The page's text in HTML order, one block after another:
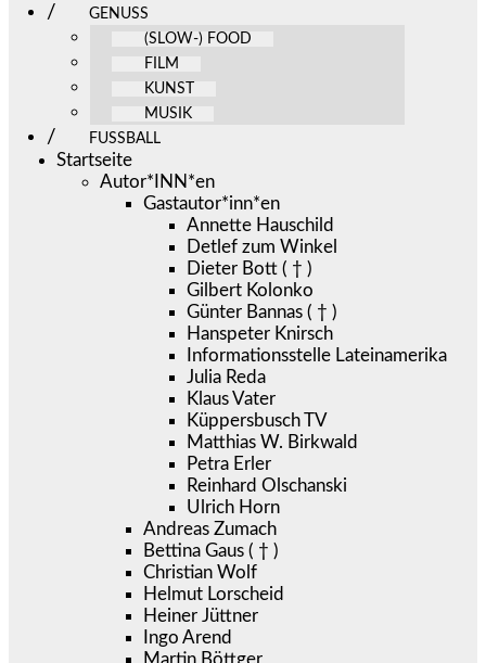
GENUSS
(SLOW-) FOOD
FILM
KUNST
MUSIK
FUSSBALL
Startseite
Autor*INN*en
Gastautor*inn*en
Annette Hauschild
Detlef zum Winkel
Dieter Bott ( † )
Gilbert Kolonko
Günter Bannas ( † )
Hanspeter Knirsch
Informationsstelle Lateinamerika
Julia Reda
Klaus Vater
Küppersbusch TV
Matthias W. Birkwald
Petra Erler
Reinhard Olschanski
Ulrich Horn
Andreas Zumach
Bettina Gaus ( † )
Christian Wolf
Helmut Lorscheid
Heiner Jüttner
Ingo Arend
Martin Böttger